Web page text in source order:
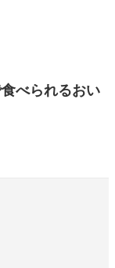
べられるおい